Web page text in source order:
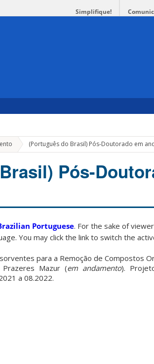
Simplifique!
(Português do Brasil) Pós-Doutorado em
Pós-
Portuguese. For the sake of
You may click the link to switch the
para a Remoção de Compostos
Prazeres Mazur (em andamento).
a 08.2022.